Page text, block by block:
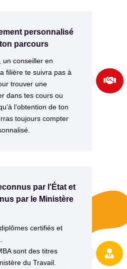

personnalisé
parcours
un conseiller en
filière te suivra pas à
trouver une
dans tes cours ou
l’obtention de ton
toujours compter

par l'État et
par le Ministère
certifiés et
sont des titres
du Travail.